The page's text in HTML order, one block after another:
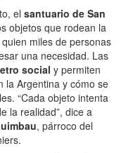
el santuario de San
objetos que rodean la
miles de personas
una necesidad. Las
social y permiten
la Argentina y cómo se
“Cada objeto intenta
la realidad”, dice a
, párroco del